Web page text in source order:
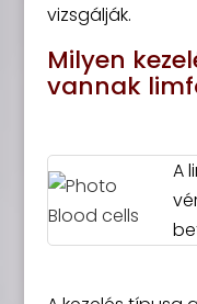
vizsgálják.
Milyen
vannak
A